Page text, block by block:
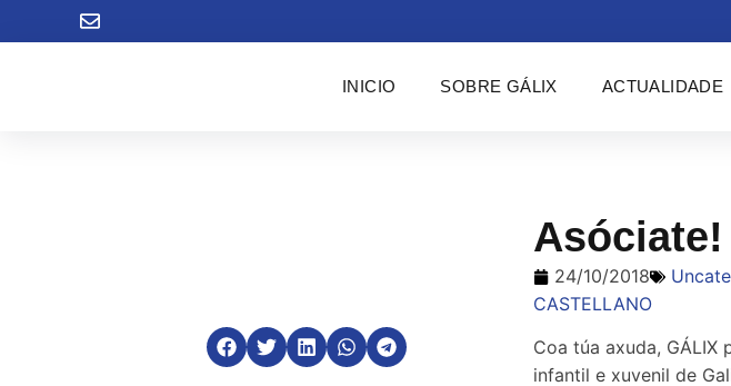
INICIO SOBRE GÁLIX ACTUALIDADE
Asóciate!
24/10/2018
CASTELLANO
Coa túa axuda,
infantil e xuvenil de